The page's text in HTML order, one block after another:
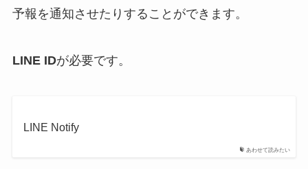
予報を通知させたりすることができます。
LINE IDが必要です。
あわせて読みたい
LINE Notify